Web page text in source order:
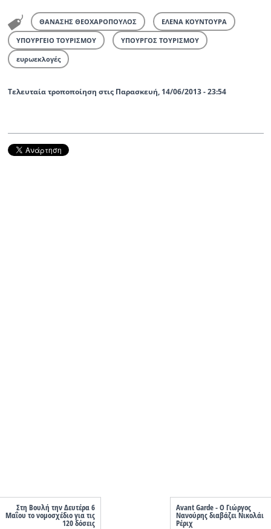
Πολιτισμός
ΘΑΝΑΣΗΣ ΘΕΟΧΑΡΟΠΟΥΛΟΣ ΕΛΕΝΑ ΚΟΥΝΤΟΥΡΑ
ΥΠΟΥΡΓΕΙΟ ΤΟΥΡΙΣΜΟΥ ΥΠΟΥΡΓΟΣ ΤΟΥΡΙΣΜΟΥ
ευρωεκλογές
Τελευταία τροποποίηση στις Παρασκευή, 14/06/2013 - 23:54
Στη Βουλή την Δευτέρα 6
Μαΐου το νομοσχέδιο για τις
120 δόσεις
Avant Garde - Ο Γιώργος
Νανούρης διαβάζει Νικολάι
Ρέριχ